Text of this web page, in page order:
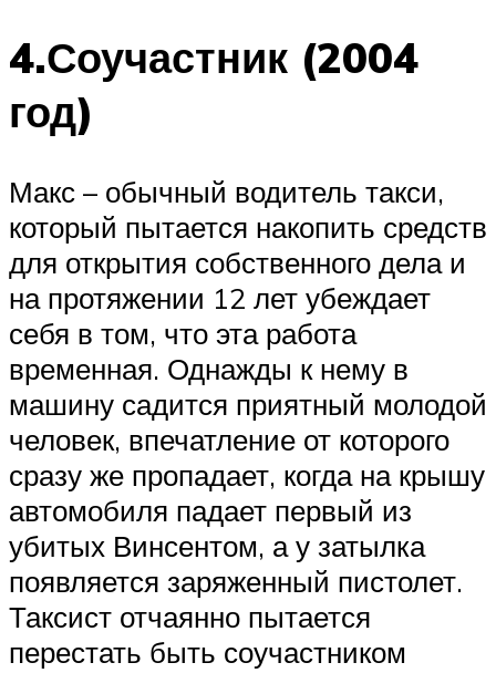
4.Соучастник (2004
год)
Макс – обычный водитель такси,
который пытается накопить средств
для открытия собственного дела и
на протяжении 12 лет убеждает
себя в том, что эта работа
временная. Однажды к нему в
машину садится приятный молодой
человек, впечатление от которого
сразу же пропадает, когда на крышу
автомобиля падает первый из
убитых Винсентом, а у затылка
появляется заряженный пистолет.
Таксист отчаянно пытается
перестать быть соучастником